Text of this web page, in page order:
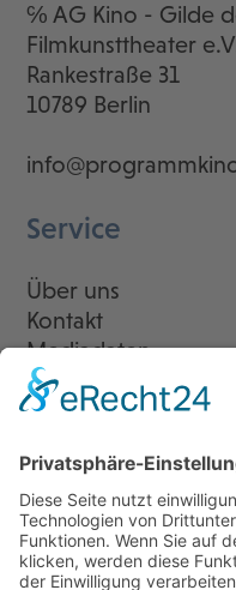
℅ AG Kino - Gilde
Filmkunsttheater
Rankestraße 31
10789 Berlin
Service
Über uns
Kontakt
Mediadaten
Newsletter
LogIn
Legal
Impressum